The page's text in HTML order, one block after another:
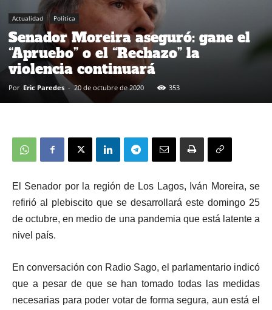
Actualidad Política
Senador Moreira aseguró: gane el
“Apruebo” o el “Rechazo” la
violencia continuará
Por Eric Paredes - 20 de octubre de 2020 353
El Senador por la región de Los Lagos, Iván Moreira, se
refirió al plebiscito que se desarrollará este domingo 25
de octubre, en medio de una pandemia que está latente a
nivel país.
En conversación con Radio Sago, el parlamentario indicó
que a pesar de que se han tomado todas las medidas
necesarias para poder votar de forma segura, aun está el